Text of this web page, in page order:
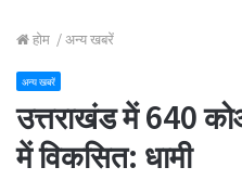
होम /अन्य खबरें
अन्य खबरें
उत्तराखंड में 640
में विकसित: धामी